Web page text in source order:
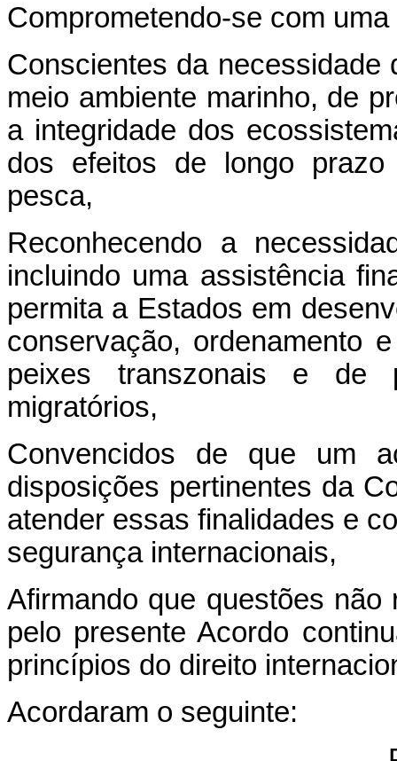
Comprometendo-se com
Conscientes da
meio ambiente marinho, de
a integridade dos
dos efeitos de longo
pesca,
Reconhecendo a
incluindo uma assistência
permita a Estados em
conservação, ordenamento
peixes transzonais e de
migratórios,
Convencidos de que um
disposições pertinentes da
atender essas finalidades e
segurança internacionais,
Afirmando que questões não
pelo presente Acordo
princípios do direito
Acordaram o seguinte: